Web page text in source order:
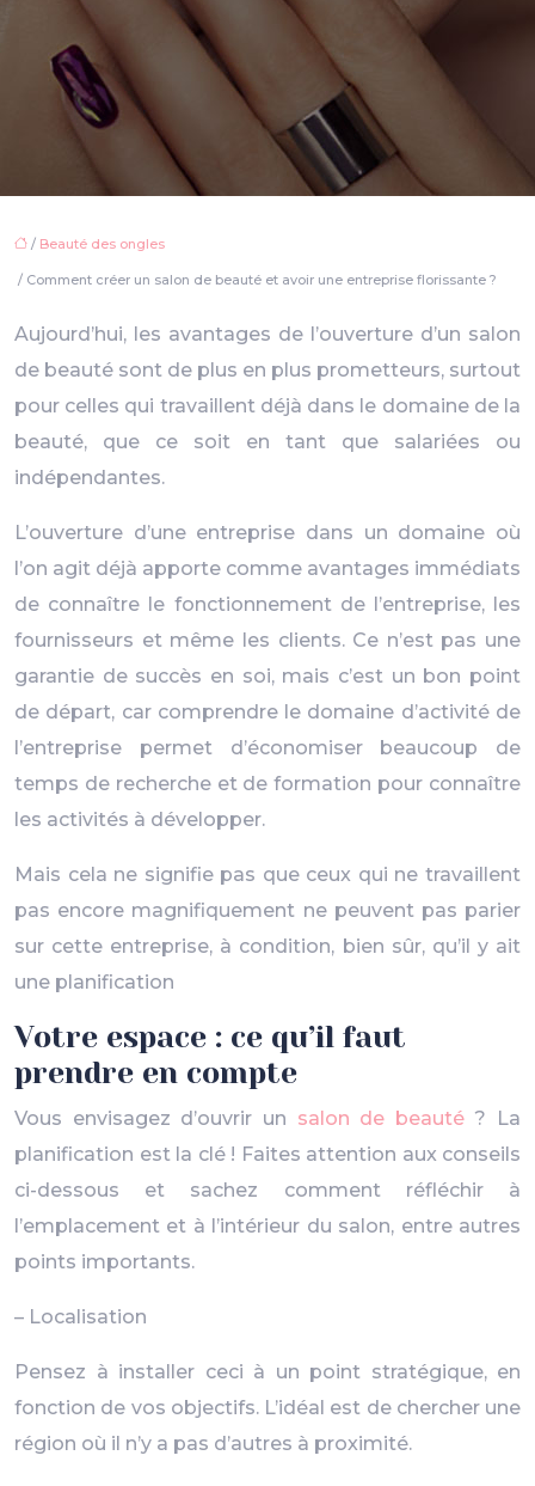
/ Beauté des ongles
/ Comment créer un salon de beauté et avoir une entreprise florissante ?
Aujourd’hui, les avantages de l’ouverture d’un salon
de beauté sont de plus en plus prometteurs, surtout
pour celles qui travaillent déjà dans le domaine de la
beauté, que ce soit en tant que salariées ou
indépendantes.
L’ouverture d’une entreprise dans un domaine où
l’on agit déjà apporte comme avantages immédiats
de connaître le fonctionnement de l’entreprise, les
fournisseurs et même les clients. Ce n’est pas une
garantie de succès en soi, mais c’est un bon point
de départ, car comprendre le domaine d’activité de
l’entreprise permet d’économiser beaucoup de
temps de recherche et de formation pour connaître
les activités à développer.
Mais cela ne signifie pas que ceux qui ne travaillent
pas encore magnifiquement ne peuvent pas parier
sur cette entreprise, à condition, bien sûr, qu’il y ait
une planification
Votre espace : ce qu’il faut
prendre en compte
Vous envisagez d’ouvrir un salon de beauté? La
planification est la clé ! Faites attention aux conseils
ci-dessous et sachez comment réfléchir à
l’emplacement et à l’intérieur du salon, entre autres
points importants.
– Localisation
Pensez à installer ceci à un point stratégique, en
fonction de vos objectifs. L’idéal est de chercher une
région où il n’y a pas d’autres à proximité.